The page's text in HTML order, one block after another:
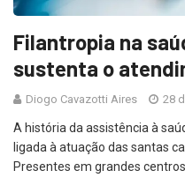
Filantropia na
sustenta o
Diogo Cavazotti Aires 28
A história da assistência à
ligada à atuação das santas
Presentes em grandes